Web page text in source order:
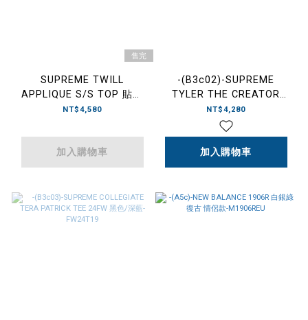
售完
SUPREME TWILL
APPLIQUE S/S TOP 貼布
LOGO 短T 黑 / 灰 / 白 -
NT$4,580
加入購物車
-(B3c02)-SUPREME
TYLER THE CREATOR
PHOTO TEE 造物主泰勒 照
片T 黑/白-FW24T43
NT$4,280
加入購物車